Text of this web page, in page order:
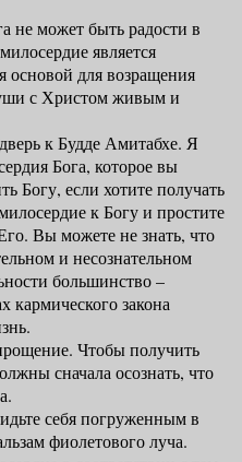
не может быть радости в
является
основой для возращения
с Христом живым и
к Будде Амитабхе. Я
Бога, которое вы
Богу, если хотите получать
к Богу и простите
Вы можете не знать, что
и несознательном
большинство –
кармического закона
Чтобы получить
сначала осознать, что
себя погруженным в
фиолетового луча.